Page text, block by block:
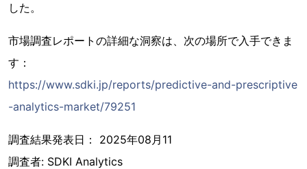
した。
市場調査レポートの詳細な洞察は、次の場所で入手できま
す：
https://www.sdki.jp/reports/predictive-and-prescriptive
-analytics-market/79251
調査結果発表日： 2025年08月11
調査者: SDKI Analytics